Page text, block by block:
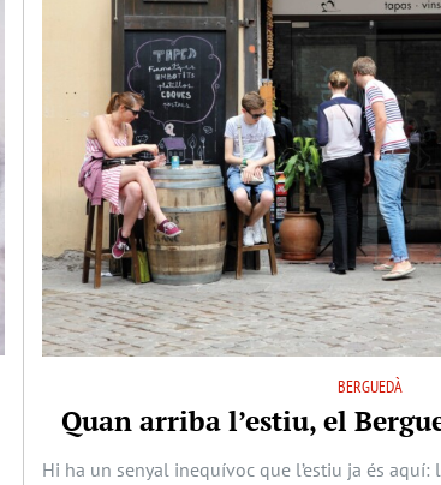
BERGUEDÀ
Quan arriba l’estiu, el
Hi ha un senyal inequívoc que l’estiu ja és